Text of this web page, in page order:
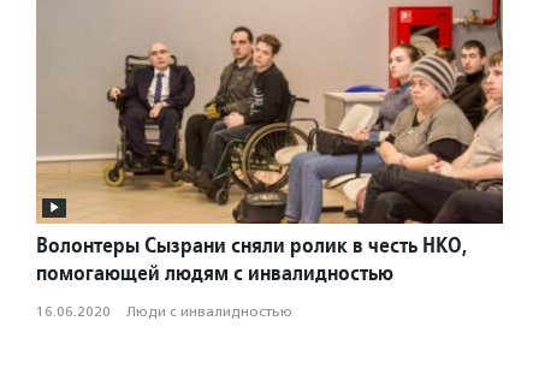
Волонтеры Сызрани сняли ролик в честь НКО,
помогающей людям с инвалидностью
16.06.2020 · Люди с инвалидностью